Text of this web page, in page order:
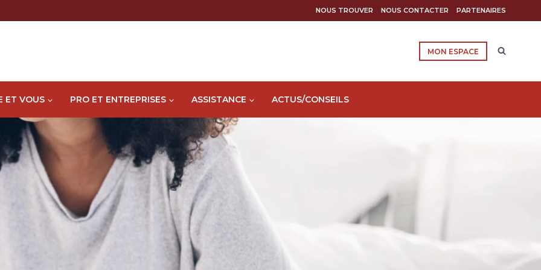
NOUS TROUVER NOUS CONTACTER PARTENAIRES
MON ESPACE
ET VOUS PRO ET ENTREPRISES ASSISTANCE ACTUS/CONSEILS